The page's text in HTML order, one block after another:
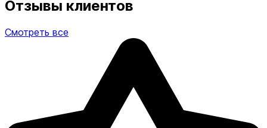
Отзывы клиентов
Смотреть все